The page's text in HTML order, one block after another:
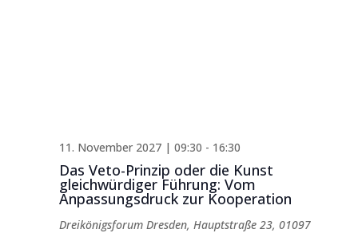
Das Veto-Prinzip oder die Kunst
gleichwürdiger Führung: Vom
Anpassungsdruck zur Kooperation
11. November 2027 | 09:30 - 16:30
Dreikönigsforum Dresden, Hauptstraße 23, 01097